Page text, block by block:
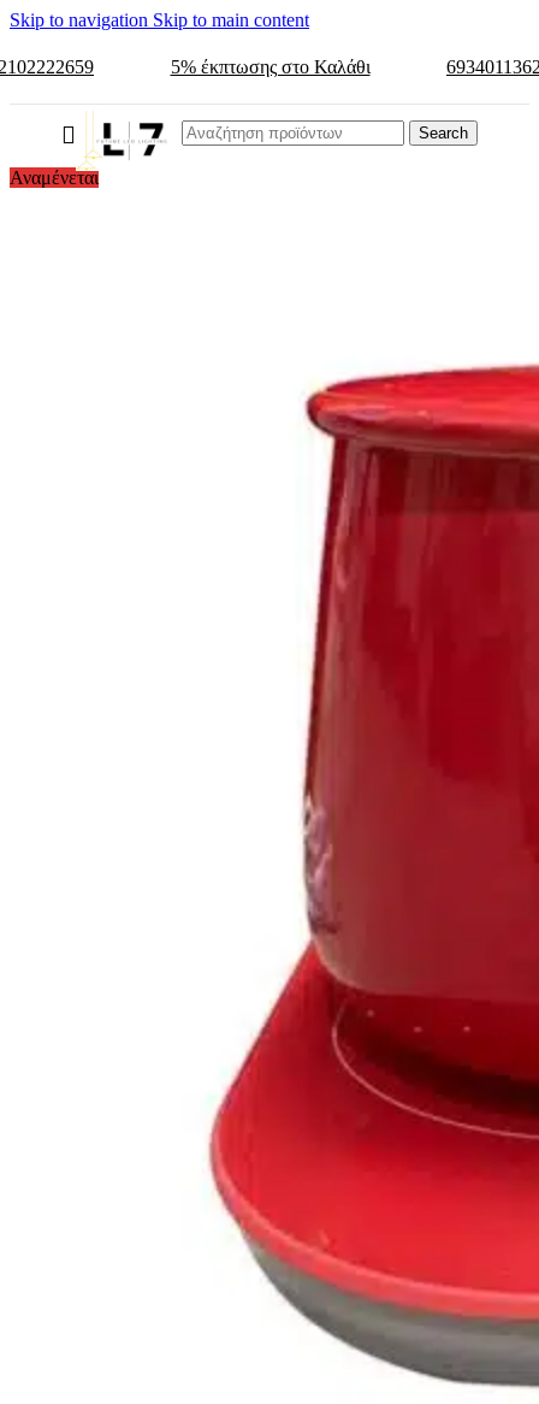
Skip to navigation Skip to main content
5% έκπτωσης στο Καλάθι
Search
Αναμένεται